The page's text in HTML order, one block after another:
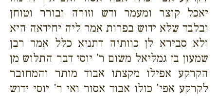
יאכל קוצר ומעמר ודש וזורה ובורר וטוחן
ובלבד שלא ידוש בפרות אמר ליה יחידאה היא
ולא סבירא לן כוותיה דתניא כלל אמר רבן
שמעון בן גמליאל משום ר' יוסי דבר התלוש מן
הקרקע אפילו מקצתו אבוד מותר והמחובר
לקרקע אפי' כולו אבוד אסור ואי ר' יוסי ידוש